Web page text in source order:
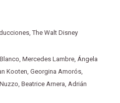
,The Walt Disney
Mercedes Lambre Ángela
Kooten Georgina Amorós
Beatrice Arnera Adrián